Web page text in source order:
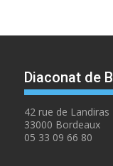
Diaconat de
42 rue de Landiras
33000 Bordeaux
05 33 09 66 80